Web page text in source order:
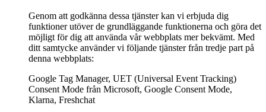
Genom att godkänna dessa tjänster kan vi erbjuda dig
funktioner utöver de grundläggande funktionerna och göra det
möjligt för dig att använda vår webbplats mer bekvämt. Med
ditt samtycke använder vi följande tjänster från tredje part på
denna webbplats:
Google Tag Manager, UET (Universal Event Tracking)
Consent Mode från Microsoft, Google Consent Mode,
Klarna, Freshchat